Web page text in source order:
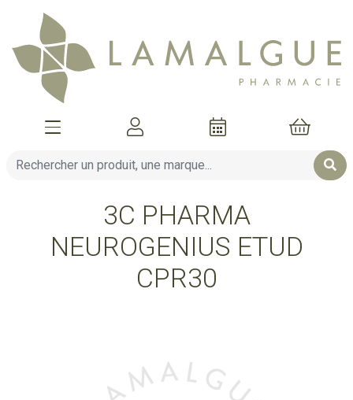
Afficher la navigation
Mon
3C PHARMA
NEUROGENIUS ETUD
CPR30